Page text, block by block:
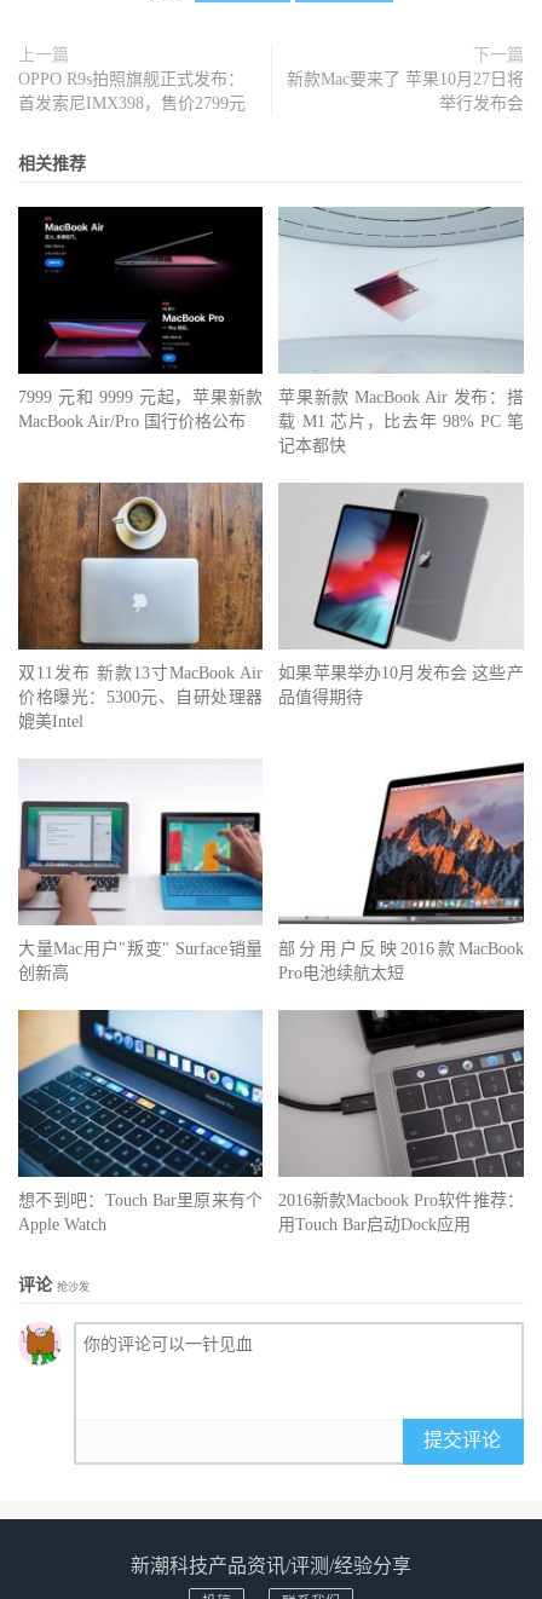
上一篇
OPPO R9s拍照旗舰正式发布：
首发索尼IMX398，售价2799元
下一篇
新款Mac要来了 苹果10月27日将
举行发布会
相关推荐
7999 元和 9999 元起，苹果新款
MacBook Air/Pro 国行价格公布
苹果新款 MacBook Air 发布：搭
载 M1 芯片，比去年 98% PC 笔
记本都快
双11发布 新款13寸MacBook Air
价格曝光：5300元、自研处理器
媲美Intel
如果苹果举办10月发布会 这些产
品值得期待
大量Mac用户"叛变" Surface销量
创新高
部分用户反映2016款MacBook
Pro电池续航太短
想不到吧：Touch Bar里原来有个
Apple Watch
2016新款Macbook Pro软件推荐：
用Touch Bar启动Dock应用
评论 抢沙发
提交评论
新潮科技产品资讯/评测/经验分享